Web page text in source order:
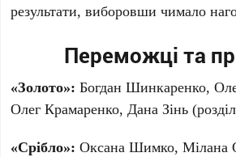
результати, виборовши чимало
Переможці та
«Золото»: Богдан Шинкаренко,
Олег Крамаренко, Дана Зінь
«Срібло»: Оксана Шимко, Мілана